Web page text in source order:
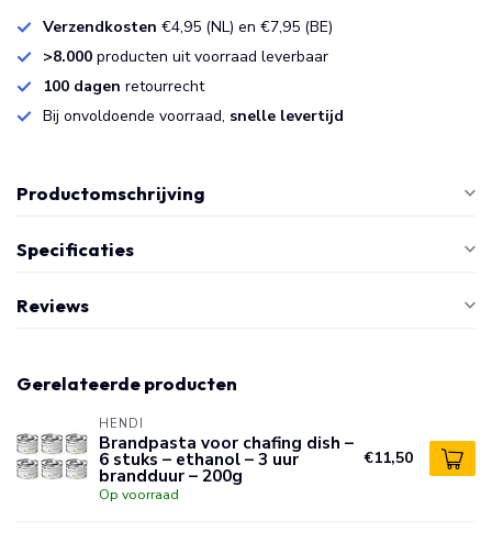
Verzendkosten €4,95 (NL) en €7,95 (BE)
>8.000 producten uit voorraad leverbaar
100 dagen retourrecht
Bij onvoldoende voorraad, snelle levertijd
Productomschrijving
Specificaties
Reviews
Gerelateerde producten
HENDI
Brandpasta voor chafing dish –
6 stuks – ethanol – 3 uur
brandduur – 200g
Op voorraad
€11,50